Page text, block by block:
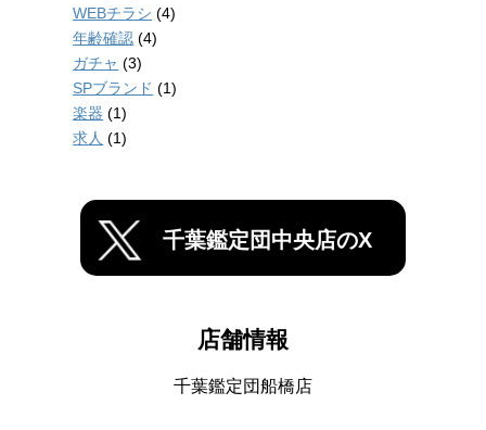
WEBチラシ (4)
年齢確認 (4)
ガチャ (3)
SPブランド (1)
楽器 (1)
求人 (1)
千葉鑑定団中央店のX
店舗情報
千葉鑑定団船橋店